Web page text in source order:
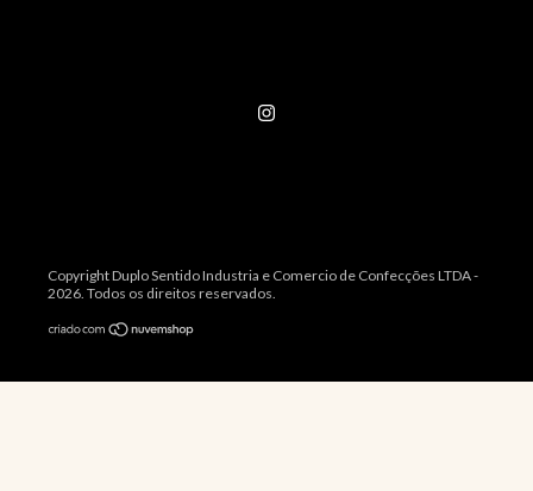
Copyright Duplo Sentido Industria e Comercio de Confecções LTDA -
2026. Todos os direitos reservados.